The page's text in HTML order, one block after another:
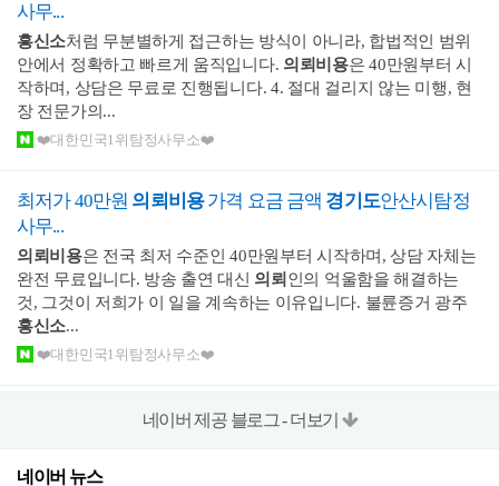
사무...
흥신소처럼 무분별하게 접근하는 방식이 아니라, 합법적인 범위
안에서 정확하고 빠르게 움직입니다. 의뢰비용은 40만원부터 시
작하며, 상담은 무료로 진행됩니다. 4. 절대 걸리지 않는 미행, 현
장 전문가의...
❤️대한민국1위탐정사무소❤️
최저가 40만원 의뢰비용가격 요금 금액 경기도안산시탐정
사무...
의뢰비용은 전국 최저 수준인 40만원부터 시작하며, 상담 자체는
완전 무료입니다. 방송 출연 대신 의뢰 인의 억울함을 해결하는
것, 그것이 저희가 이 일을 계속하는 이유입니다. 불륜증거 광주
흥신소...
❤️대한민국1위탐정사무소❤️
네이버 제공 블로그 - 더보기
네이버 뉴스